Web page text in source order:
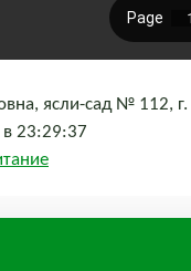
ясли-сад № 112,
в 23:29:37